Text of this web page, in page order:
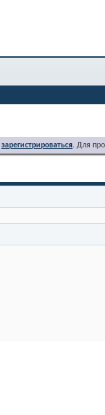
зарегистрироваться. Для